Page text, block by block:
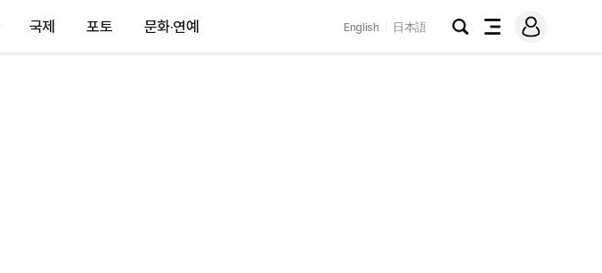
국제 포토 문화·연예 English 日本語
검
전
메
그